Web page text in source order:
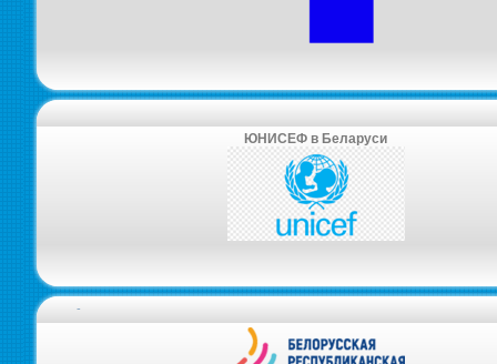
ЮНИСЕФ в Беларуси
-